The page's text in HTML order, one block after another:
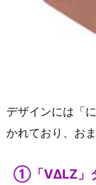
デザインには「
かれており、お
①「VΔLZ」